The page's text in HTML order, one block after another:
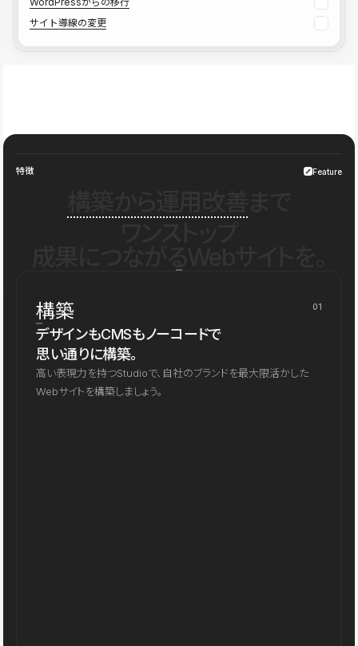
サイト導線の変更
特徴 Feature
構築 01
デザインもCMSもノーコードで
思い通りに構築。
高い表現力を持つStudioで、自社のブランドを最大限活かした
Webサイトを構築しましょう。